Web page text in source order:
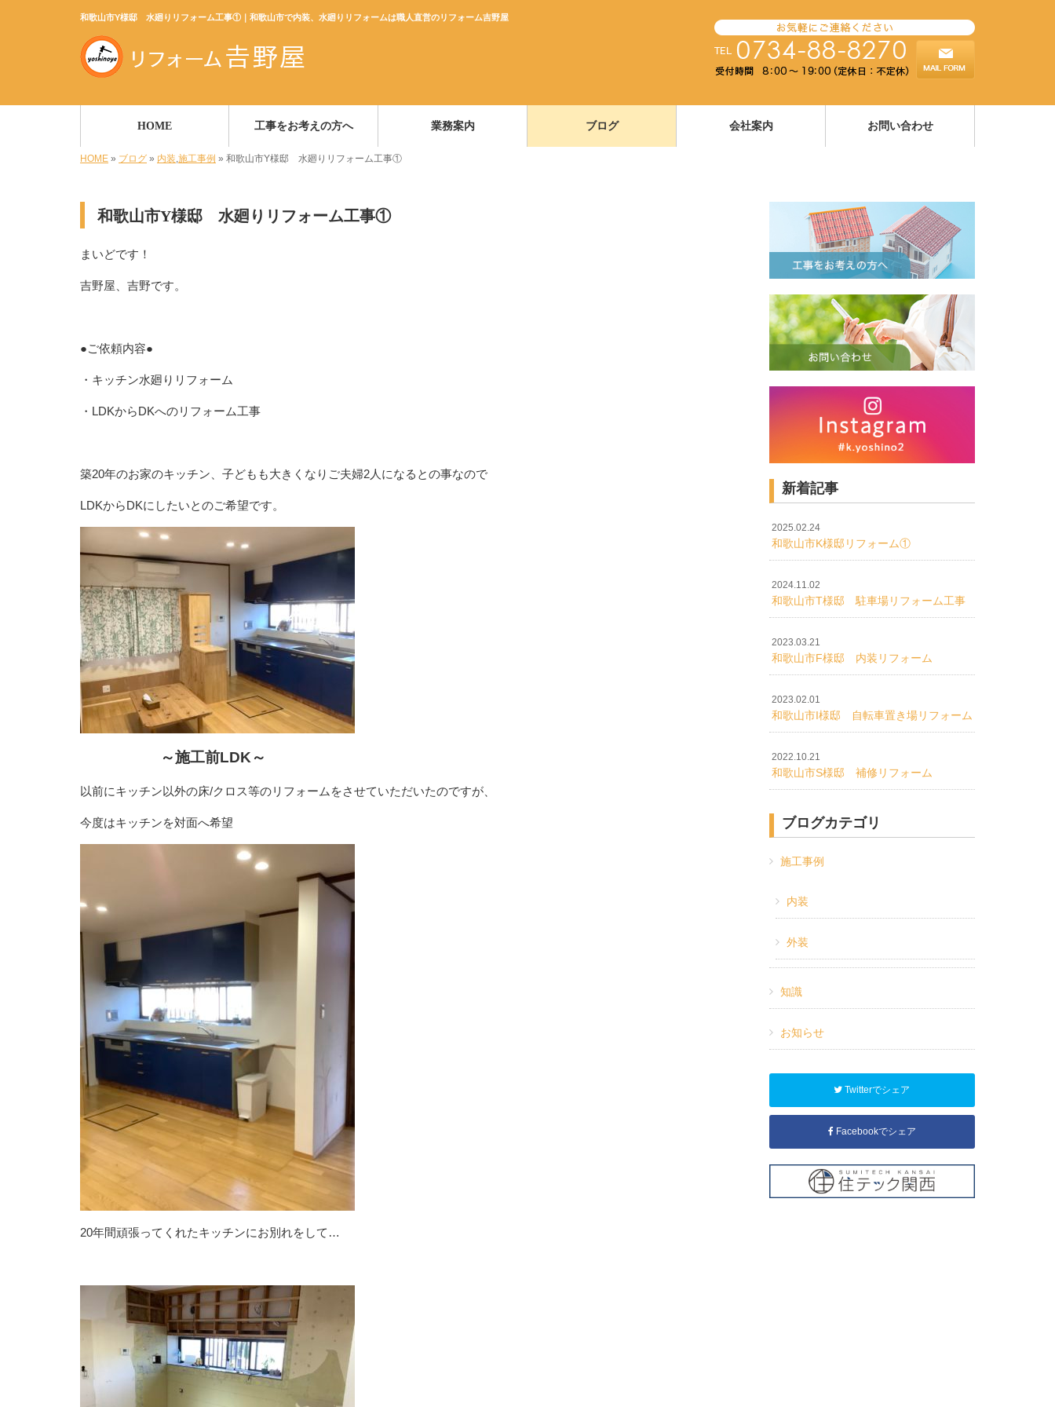
和歌山市Y様邸 水廻りリフォーム工事①｜和歌山市で内装、水廻りリフォームは職人直営のリフォーム吉野屋
HOME 工事をお考えの方へ 業務案内 ブログ 会社案内 お問い合わせ
HOME » ブログ » 内装,施工事例 » 和歌山市Y様邸 水廻りリフォーム工事①
和歌山市Y様邸 水廻りリフォーム工事①
まいどです！
吉野屋、吉野です。
●ご依頼内容●
・キッチン水廻りリフォーム
・LDKからDKへのリフォーム工事
築20年のお家のキッチン、子どもも大きくなりご夫婦2人になるとの事なので
LDKからDKにしたいとのご希望です。
～施工前LDK～
以前にキッチン以外の床/クロス等のリフォームをさせていただいたのですが、
今度はキッチンを対面へ希望
20年間頑張ってくれたキッチンにお別れをして…
新着記事
2025.02.24
和歌山市K様邸リフォーム①
2024.11.02
和歌山市T様邸 駐車場リフォーム工事
2023.03.21
和歌山市F様邸 内装リフォーム
2023.02.01
和歌山市I様邸 自転車置き場リフォーム
2022.10.21
和歌山市S様邸 補修リフォーム
ブログカテゴリ
施工事例
内装
外装
知識
お知らせ
Twitterでシェア
Facebookでシェア